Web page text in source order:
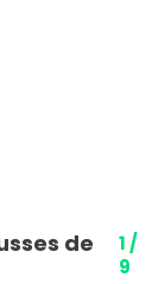
de
1 /
9